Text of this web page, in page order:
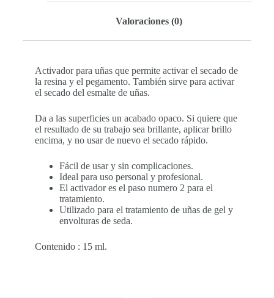
Valoraciones (0)
Activador para uñas que permite activar el secado de
la resina y el pegamento. También sirve para activar
el secado del esmalte de uñas.
Da a las superficies un acabado opaco. Si quiere que
el resultado de su trabajo sea brillante, aplicar brillo
encima, y no usar de nuevo el secado rápido.
Fácil de usar y sin complicaciones.
Ideal para uso personal y profesional.
El activador es el paso numero 2 para el
tratamiento.
Utilizado para el tratamiento de uñas de gel y
envolturas de seda.
Contenido : 15 ml.